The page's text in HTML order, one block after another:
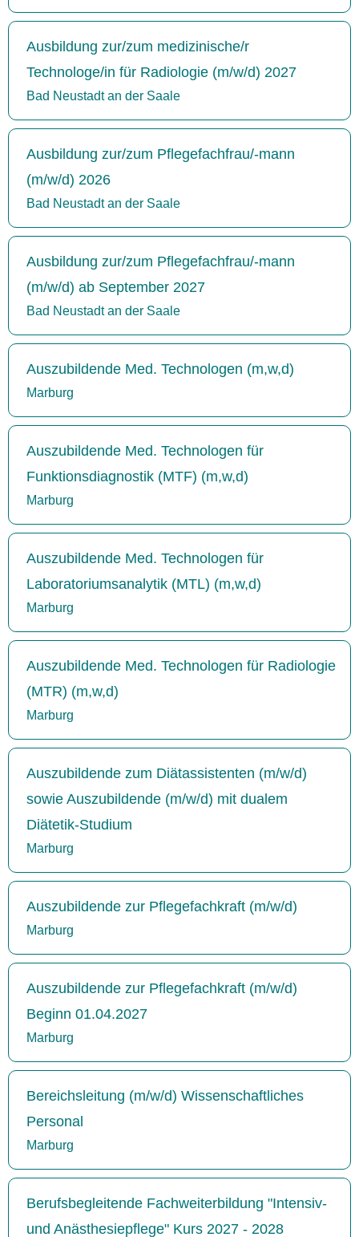
Ausbildung zur/zum medizinische/r
Technologe/in für Radiologie (m/w/d) 2027
Bad Neustadt an der Saale
Ausbildung zur/zum Pflegefachfrau/-mann
(m/w/d) 2026
Bad Neustadt an der Saale
Ausbildung zur/zum Pflegefachfrau/-mann
(m/w/d) ab September 2027
Bad Neustadt an der Saale
Auszubildende Med. Technologen (m,w,d)
Marburg
Auszubildende Med. Technologen für
Funktionsdiagnostik (MTF) (m,w,d)
Marburg
Auszubildende Med. Technologen für
Laboratoriumsanalytik (MTL) (m,w,d)
Marburg
Auszubildende Med. Technologen für Radiologie
(MTR) (m,w,d)
Marburg
Auszubildende zum Diätassistenten (m/w/d)
sowie Auszubildende (m/w/d) mit dualem
Diätetik-Studium
Marburg
Auszubildende zur Pflegefachkraft (m/w/d)
Marburg
Auszubildende zur Pflegefachkraft (m/w/d)
Beginn 01.04.2027
Marburg
Bereichsleitung (m/w/d) Wissenschaftliches
Personal
Marburg
Berufsbegleitende Fachweiterbildung "Intensiv-
und Anästhesiepflege" Kurs 2027 - 2028